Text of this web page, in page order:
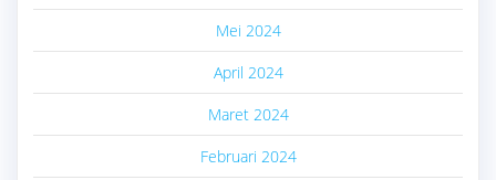
Mei 2024
April 2024
Maret 2024
Februari 2024